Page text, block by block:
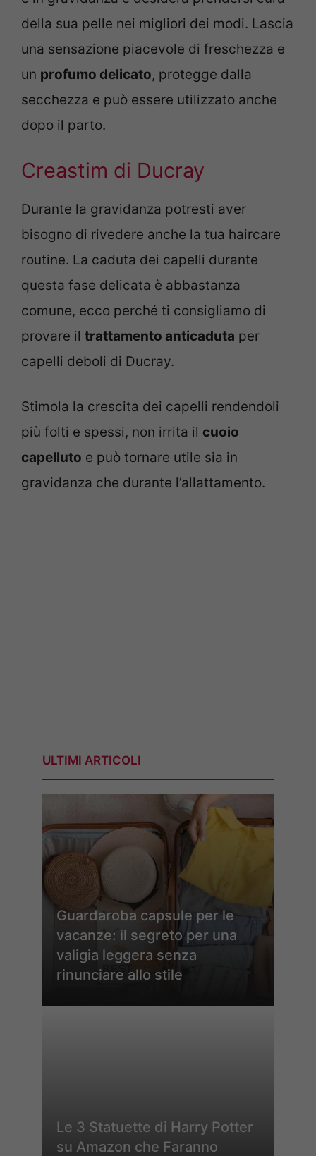
della sua pelle nei migliori dei modi. Lascia
una sensazione piacevole di freschezza e
un profumo delicato, protegge dalla
secchezza e può essere utilizzato anche
dopo il parto.
Creastim di Ducray
Durante la gravidanza potresti aver
bisogno di rivedere anche la tua haircare
routine. La caduta dei capelli durante
questa fase delicata è abbastanza
comune, ecco perché ti consigliamo di
provare il trattamento anticaduta per
capelli deboli di Ducray.
Stimola la crescita dei capelli rendendoli
più folti e spessi, non irrita il cuoio
capelluto e può tornare utile sia in
gravidanza che durante l’allattamento.
ULTIMI ARTICOLI
Guardaroba capsule per le
vacanze: il segreto per una
valigia leggera senza
rinunciare allo stile
Le 3 Statuette di Harry Potter
su Amazon che Faranno